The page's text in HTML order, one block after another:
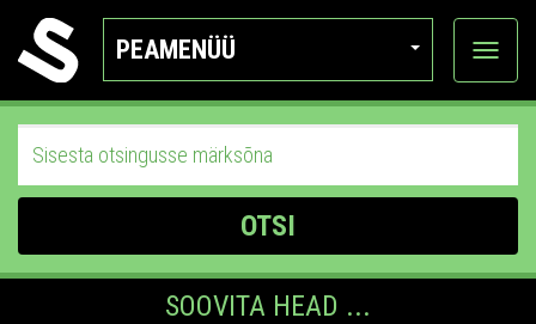
PEAMENÜÜ
Ava
OTSI
SOOVITA HEAD ...